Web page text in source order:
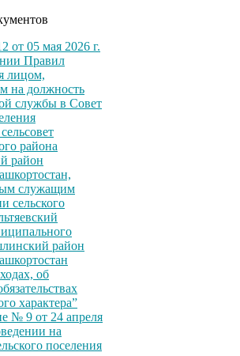
от 05 мая 2026 г.
Правил
лицом,
на должность
службы в Совет
района
район
служащим
сельского
район
об
характера”
№ 9 от 24 апреля
на
поселения